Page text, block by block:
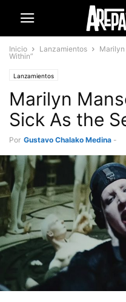
Inicio Lanzamientos
Marilyn
Within”
Lanzamientos
Marilyn
Sick As the
Por Gustavo Chalako Medina -